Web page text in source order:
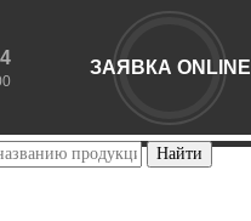
ЗАЯВКА ONLINE